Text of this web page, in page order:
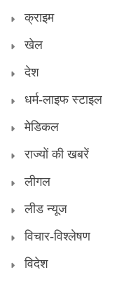
क्राइम
खेल
देश
धर्म-लाइफ स्टाइल
मेडिकल
राज्यों की खबरें
लीगल
लीड न्यूज
विचार-विश्लेषण
विदेश